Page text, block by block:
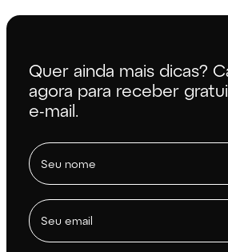
Quer ainda mais dicas?
agora para receber
e-mail.